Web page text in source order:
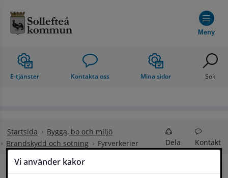
Vi använder kakor
Meny
E-tjänster Kontakta oss Mina sidor Sök
Startsida
Bygga, bo och miljö
Brandskydd och sotning
Fyrverkerier Dela Kontakt